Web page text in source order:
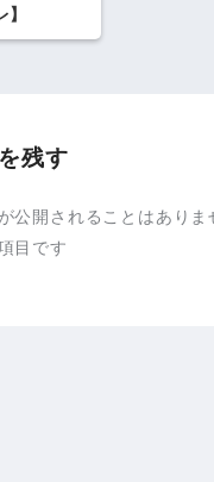
残す
公開されることはありま
目です